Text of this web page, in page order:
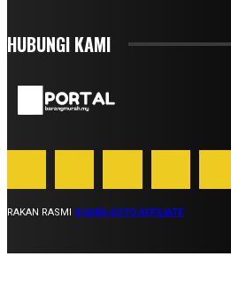
HUBUNGI KAMI
RAKAN RASMI SUARA AUTO AFFILIATE